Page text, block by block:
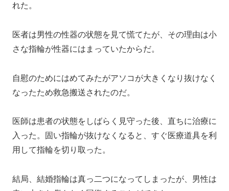
れた。
医者は男性の性器の状態を見て慌てたが、その理由は小
さな指輪が性器にはまっていたからだ。
自慰のためにはめてみたがアソコが大きくなり抜けなく
なったため救急搬送されたのだ。
医師は患者の状態をしばらく見守った後、直ちに治療に
入った。固い指輪が抜けなくなると、すぐ医療道具を利
用して指輪を切り取った。
結局、結婚指輪は真っ二つになってしまったが、男性は